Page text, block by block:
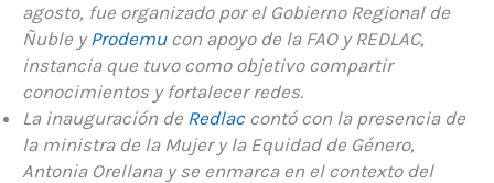
agosto, fue organizado por el Gobierno Regional de
Ñuble yProdemucon apoyo de la FAO y REDLAC,
instancia que tuvo como objetivo compartir
conocimientos y fortalecer redes.
La inauguración de Redlaccontó con la presencia de
la ministra de la Mujer y la Equidad de Género,
Antonia Orellana y se enmarca en el contexto del